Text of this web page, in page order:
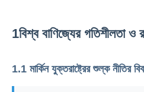
1বিশ্ব বাণিজ্যের গতিশীলতা ও
1.1 মার্কিন যুক্তরাষ্ট্রের শুল্ক নীতির